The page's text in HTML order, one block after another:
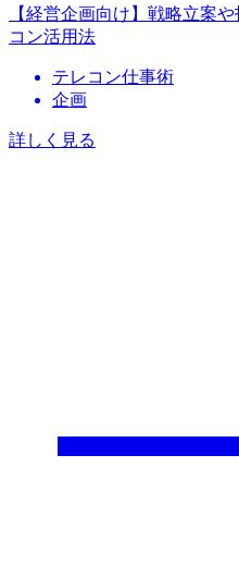
【経営企画向け】戦略立案
コン活用法
テレコン仕事術
企画
詳しく見る